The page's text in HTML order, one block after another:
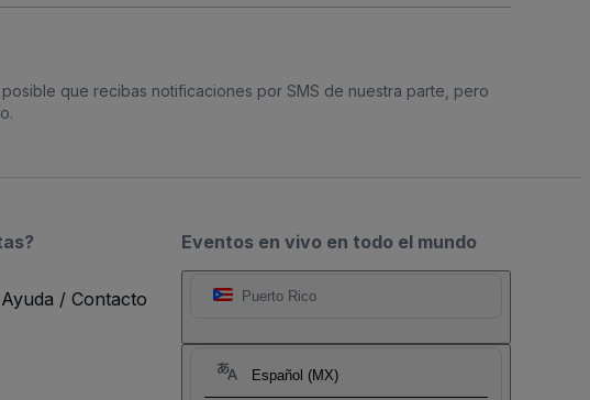
posible que recibas notificaciones por SMS de nuestra parte, pero
Eventos en vivo en todo el mundo
Puerto Rico
Español (MX)
/ Contacto